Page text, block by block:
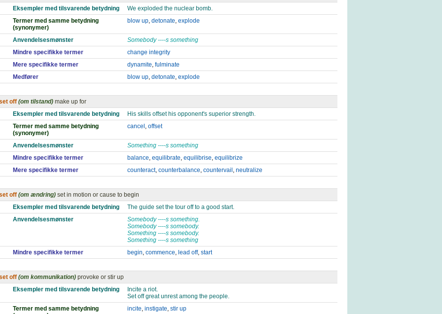
Eksempler med tilsvarende betydning
We exploded the nuclear bomb.
Termer med samme betydning
(synonymer)
blow up, detonate, explode
Anvendelsesmønster
Somebody ----s something
Mindre specifikke termer
change integrity
Mere specifikke termer
dynamite, fulminate
Medfører
blow up, detonate, explode
off (om tilstand) make up for
Eksempler med tilsvarende betydning
His skills offset his opponent's superior strength.
Termer med samme betydning
(synonymer)
cancel , offset
Anvendelsesmønster
Something ----s something
Mindre specifikke termer
balance, equilibrate, equilibrise, equilibrize
Mere specifikke termer
counteract, counterbalance, countervail , neutralize
off (om ændring) set in motion or cause to begin
Eksempler med tilsvarende betydning
The guide set the tour off to a good start.
Anvendelsesmønster
Somebody ----s something.
Somebody ----s somebody.
Something ----s somebody.
Something ----s something
Mindre specifikke termer
begin, commence, lead off, start
off (om kommunikation) provoke or stir up
Eksempler med tilsvarende betydning
Incite a riot.
Set off great unrest among the people.
Termer med samme betydning
incite, instigate, stir up